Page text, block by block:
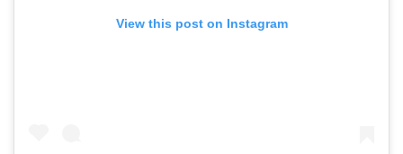
View this post on Instagram